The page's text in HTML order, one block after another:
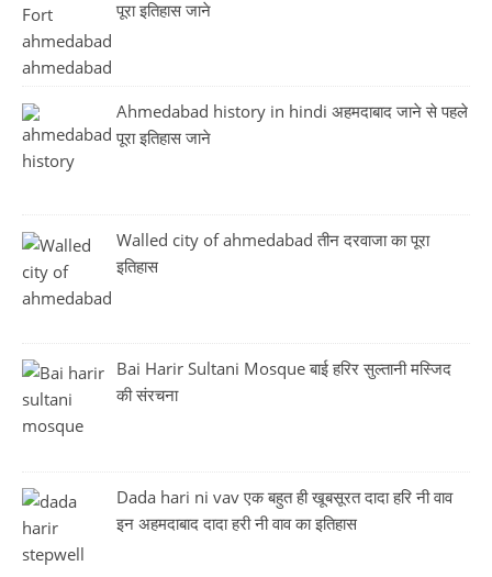
पूरा इतिहास जाने
Ahmedabad history in hindi अहमदाबाद जाने से पहले
पूरा इतिहास जाने
Walled city of ahmedabad तीन दरवाजा का पूरा
इतिहास
Bai Harir Sultani Mosque बाई हरिर सुल्तानी मस्जिद
की संरचना
Dada hari ni vav एक बहुत ही खूबसूरत दादा हरि नी वाव
इन अहमदाबाद दादा हरी नी वाव का इतिहास